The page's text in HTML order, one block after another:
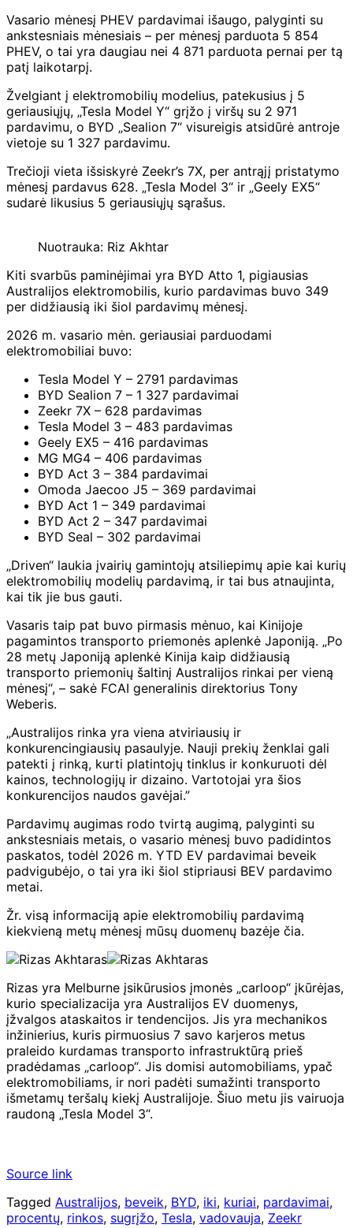
Vasario mėnesį PHEV pardavimai išaugo, palyginti su
ankstesniais mėnesiais – per mėnesį parduota 5 854
PHEV, o tai yra daugiau nei 4 871 parduota pernai per tą
patį laikotarpį.
Žvelgiant į elektromobilių modelius, patekusius į 5
geriausiųjų, „Tesla Model Y“ grįžo į viršų su 2 971
pardavimu, o BYD „Sealion 7“ visureigis atsidūrė antroje
vietoje su 1 327 pardavimu.
Trečioji vieta išsiskyrė Zeekr’s 7X, per antrąjį pristatymo
mėnesį pardavus 628. „Tesla Model 3“ ir „Geely EX5“
sudarė likusius 5 geriausiųjų sąrašus.
Nuotrauka: Riz Akhtar
Kiti svarbūs paminėjimai yra BYD Atto 1, pigiausias
Australijos elektromobilis, kurio pardavimas buvo 349
per didžiausią iki šiol pardavimų mėnesį.
2026 m. vasario mėn. geriausiai parduodami
elektromobiliai buvo:
Tesla Model Y – 2791 pardavimas
BYD Sealion 7 – 1 327 pardavimai
Zeekr 7X – 628 pardavimas
Tesla Model 3 – 483 pardavimas
Geely EX5 – 416 pardavimas
MG MG4 – 406 pardavimas
BYD Act 3 – 384 pardavimai
Omoda Jaecoo J5 – 369 pardavimai
BYD Act 1 – 349 pardavimai
BYD Act 2 – 347 pardavimai
BYD Seal – 302 pardavimai
„Driven“ laukia įvairių gamintojų atsiliepimų apie kai kurių
elektromobilių modelių pardavimą, ir tai bus atnaujinta,
kai tik jie bus gauti.
Vasaris taip pat buvo pirmasis mėnuo, kai Kinijoje
pagamintos transporto priemonės aplenkė Japoniją. „Po
28 metų Japoniją aplenkė Kinija kaip didžiausią
transporto priemonių šaltinį Australijos rinkai per vieną
mėnesį“, – sakė FCAI generalinis direktorius Tony
Weberis.
„Australijos rinka yra viena atviriausių ir
konkurencingiausių pasaulyje. Nauji prekių ženklai gali
patekti į rinką, kurti platintojų tinklus ir konkuruoti dėl
kainos, technologijų ir dizaino. Vartotojai yra šios
konkurencijos naudos gavėjai.”
Pardavimų augimas rodo tvirtą augimą, palyginti su
ankstesniais metais, o vasario mėnesį buvo padidintos
paskatos, todėl 2026 m. YTD EV pardavimai beveik
padvigubėjo, o tai yra iki šiol stipriausi BEV pardavimo
metai.
Žr. visą informaciją apie elektromobilių pardavimą
kiekvieną metų mėnesį mūsų duomenų bazėje čia.
Rizas yra Melburne įsikūrusios įmonės „carloop“ įkūrėjas,
kurio specializacija yra Australijos EV duomenys,
įžvalgos ataskaitos ir tendencijos. Jis yra mechanikos
inžinierius, kuris pirmuosius 7 savo karjeros metus
praleido kurdamas transporto infrastruktūrą prieš
pradėdamas „carloop“. Jis domisi automobiliams, ypač
elektromobiliams, ir nori padėti sumažinti transporto
išmetamų teršalų kiekį Australijoje. Šiuo metu jis vairuoja
raudoną „Tesla Model 3“.
Source link
Tagged Australijos, beveik, BYD, iki, kuriai, pardavimai,
procentų, rinkos, sugrįžo, Tesla, vadovauja, Zeekr